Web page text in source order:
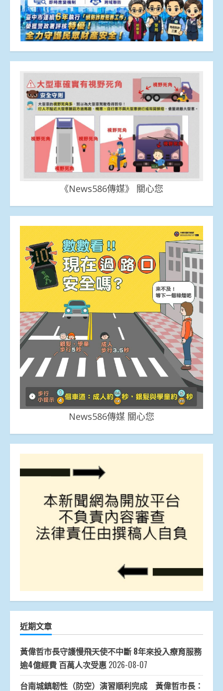
《News586傳媒》 關心您
News586傳媒 關心您
近期文章
黃偉哲市長守護慢飛天使不中斷 8年來投入療育服務
逾4億經費 百萬人次受惠 2026-08-07
台南城鎮韌性（防空）演習順利完成 黃偉哲市長：